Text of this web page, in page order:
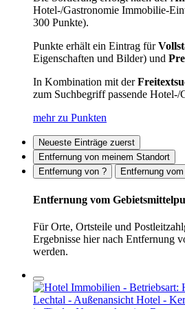
Hotel-/Gastronomie Immobilie-
300 Punkte).
Punkte erhält ein Eintrag für
Eigenschaften und Bilder) und
In Kombination mit der
zum Suchbegriff passende
mehr zu Punkten
Neueste Einträge zuerst
Entfernung von meinem Standort
Entfernung von ?
Entfernung
Entfernung vom
Für Orte, Ortsteile und
Ergebnisse hier nach Entfernung
werden.